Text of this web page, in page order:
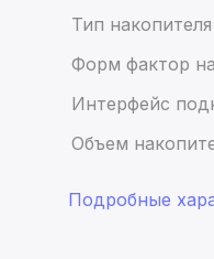
Тип накопителя
Форм фактор
Интерфейс
Объем
Подробные